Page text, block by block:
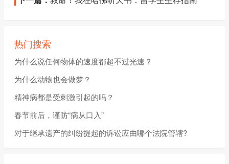
热门搜索
为什么说任何物体的速度都超不过光速？
为什么动物也会做梦？
精神病都是受刺激引起的吗？
春节前后，谨防“病从口入”
对于继承遗产的纠纷提起的诉讼应由哪个法院管辖?